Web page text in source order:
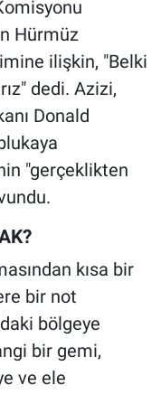
Hürmüz
ilişkin, "Belki
dedi. Azizi,
Donald
"gerçeklikten
kısa bir
bir not
bölgeye
bir gemi,
ve ele